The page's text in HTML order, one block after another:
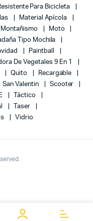
Para Bicicleta
Material Apícola
Montañismo
Moto
Tipo Mochila
Paintball
De Vegetales 9 En 1
Quito
Recargable
San Valentin
Scooter
Táctico
Taser
Vidrio